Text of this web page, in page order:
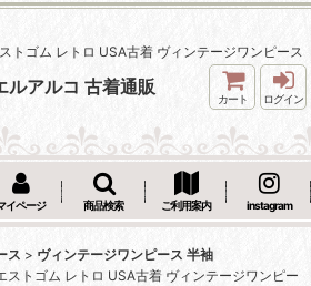
トゴム レトロ USA古着 ヴィンテージワンピース
ルアルコ 古着通販
カート ログイン
イページ 商品検索 ご利用案内 instagram
ス > ヴィンテージワンピース 半袖
ストゴム レトロ USA古着 ヴィンテージワンピー